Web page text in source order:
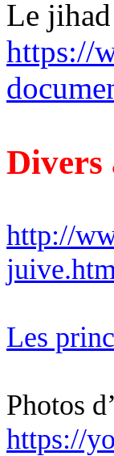
Le
https://
Divers
http://
Les
Photos
https://